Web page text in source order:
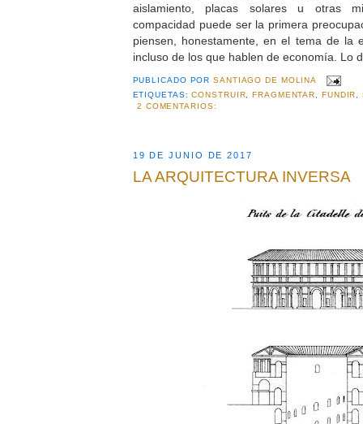
aislamiento, placas solares u otras
compacidad puede ser la primera
piensen, honestamente, en el tema de la
incluso de los que hablen de economía. Lo
PUBLICADO PORSANTIAGO DE MOLINA
ETIQUETAS:CONSTRUIR, FRAGMENTAR, FUNDIR,
2 COMENTARIOS:
19 DE JUNIO DE 2017
LA ARQUITECTURA INVERSA